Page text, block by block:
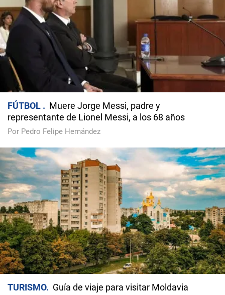
FÚTBOL
Muere Jorge Messi, padre y
representante de Lionel Messi, a los 68 años
Por Pedro Felipe Hernández
TURISMO Guía de viaje para visitar Moldavia